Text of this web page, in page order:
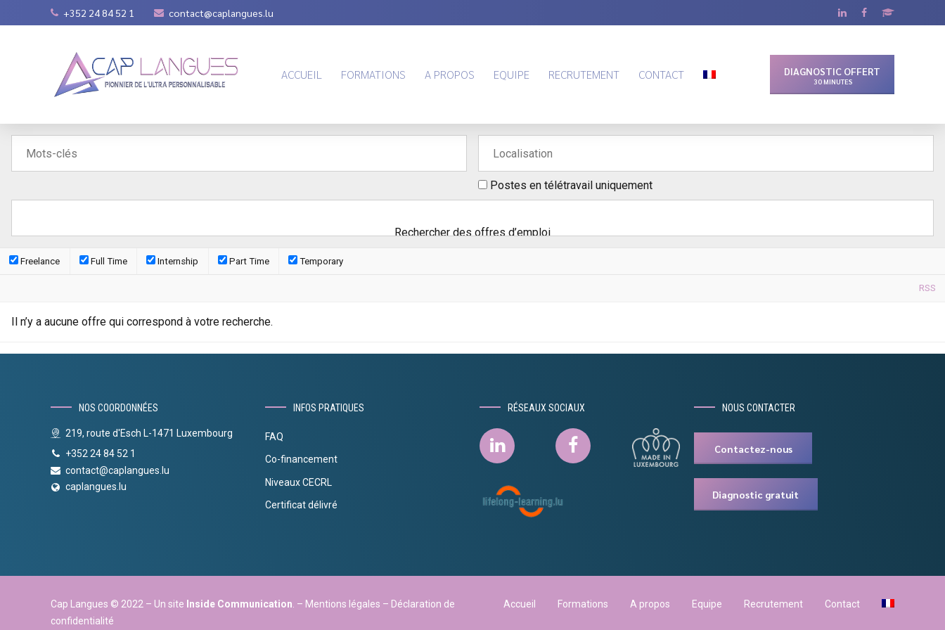
+352 24 84 52 1 contact@caplangues.lu
DIAGNOSTIC OFFERT
ACCUEIL FORMATIONS A PROPOS EQUIPE RECRUTEMENT CONTACT
Postes en télétravail uniquement
Freelance Full Time Internship Part Time Temporary
RSS
Il n’y a aucune offre qui correspond à votre recherche.
NOS COORDONNÉES
219, route d'Esch L-1471 Luxembourg
+352 24 84 52 1
contact@caplangues.lu
caplangues.lu
INFOS PRATIQUES
FAQ
Co-financement
Niveaux CECRL
Certificat délivré
RÉSEAUX SOCIAUX NOUS CONTACTER
Contactez-nous
Diagnostic gratuit
Cap Langues © 2022 – Un site Inside Communication . – Mentions légales – Déclaration de
confidentialité
Accueil Formations A propos Equipe Recrutement Contact